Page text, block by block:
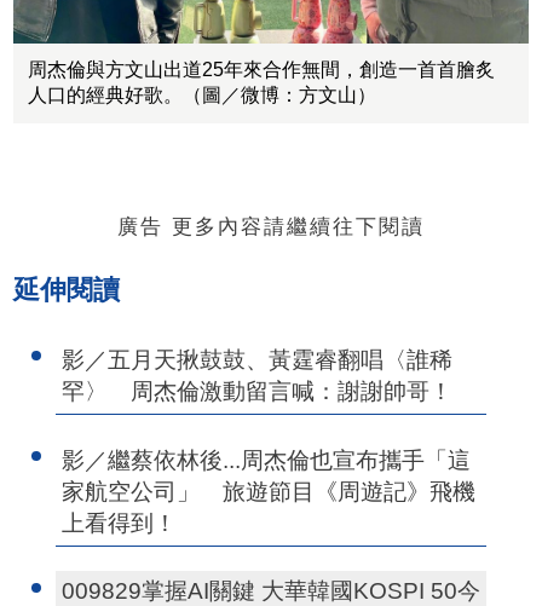
周杰倫與方文山出道25年來合作無間，創造一首首膾炙
人口的經典好歌。（圖／微博：方文山）
廣告 更多內容請繼續往下閱讀
延伸閱讀
影／五月天揪鼓鼓、黃霆睿翻唱〈誰稀
罕〉 周杰倫激動留言喊：謝謝帥哥！
影／繼蔡依林後...周杰倫也宣布攜手「這
家航空公司」 旅遊節目《周遊記》飛機
上看得到！
009829掌握AI關鍵 大華韓國KOSPI 50今